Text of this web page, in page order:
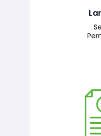
kepada
Pegawai
dan